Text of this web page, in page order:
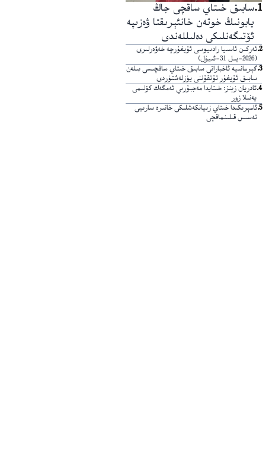
1
.سابىق خىتاي ساقچى جاڭ
يابونىڭ خوتەن خانئېرىقتا ۋەزىپە
ئۆتىگەنلىكى دەلىللەندى
2
.ئەركىن ئاسىيا رادىيوسى ئۇيغۇرچە خەۋەرلىرى
(2026-يىل 31-ئىيۇل)
3
.گېرمانىيە ئاخباراتى سابىق خىتاي ساقچىسى بىلەن
سابىق ئۇيغۇر تۇتقۇننى يۈزلەشتۈردى
4
.ئادريان زېنز: خىتايدا مەجبۇرىي ئەمگەك كۆلىمى
يەنىلا زور
5
.ئامېرىكىدا خىتاي زىيانكەشلىكى خاتىرە سارىيى
تەسىس قىلىنماقچى